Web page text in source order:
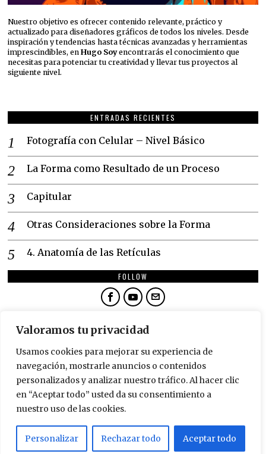
Valoramos tu privacidad
Usamos cookies para mejorar su experiencia de
navegación, mostrarle anuncios o contenidos
personalizados y analizar nuestro tráfico. Al hacer clic
en “Aceptar todo” usted da su consentimiento a
nuestro uso de las cookies.
Personalizar Rechazar todo Aceptar todo
Nuestro objetivo es ofrecer contenido relevante, práctico y
actualizado para diseñadores gráficos de todos los niveles. Desde
inspiración y tendencias hasta técnicas avanzadas y herramientas
imprescindibles, enHugo Soyencontrarás el conocimiento que
necesitas para potenciar tu creatividad y llevar tus proyectos al
siguiente nivel.
ENTRADAS RECIENTES
Fotografía con Celular – Nivel Básico
La Forma como Resultado de un Proceso
Capitular
Otras Consideraciones sobre la Forma
4. Anatomía de las Retículas
FOLLOW
NEWSLETTER